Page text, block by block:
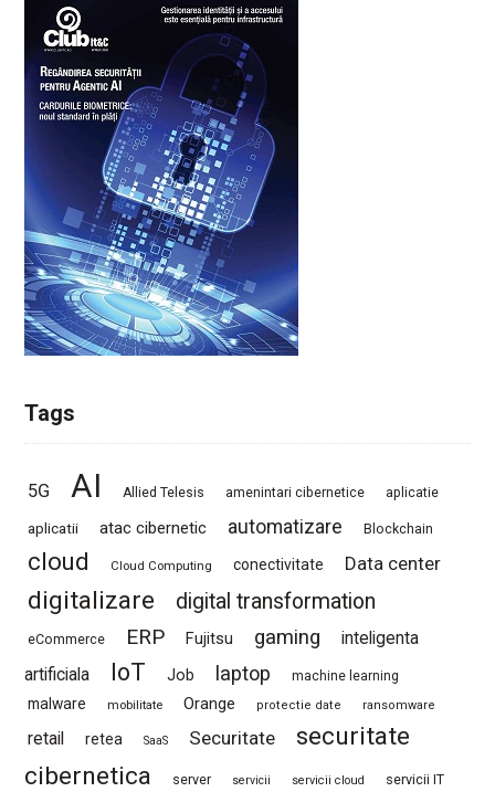
Tags
5G AI Allied Telesis amenintari cibernetice aplicatie
aplicatii atac cibernetic automatizare Blockchain
cloud Cloud Computing conectivitate Data center
digitalizare digital transformation
eCommerce ERP Fujitsu gaming
inteligenta
artificiala
IoT Job laptop machine learning
malware mobilitate Orange protectie date ransomware
retail retea SaaS Securitate
securitate
cibernetica
server servicii servicii cloud servicii IT